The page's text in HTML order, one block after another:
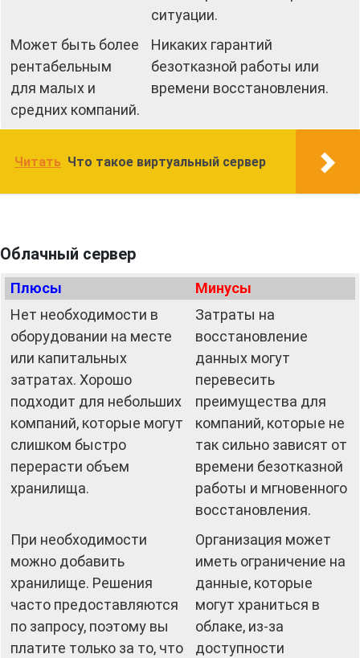
ситуации.
Может быть более
рентабельным
для малых и
средних компаний.
Никаких гарантий
безотказной работы или
времени восстановления.
Читать Что такое виртуальный сервер
Облачный сервер
Плюсы
Минусы
Нет необходимости в
оборудовании на месте
или капитальных
затратах. Хорошо
подходит для небольших
компаний, которые могут
слишком быстро
перерасти объем
хранилища.
Затраты на
восстановление
данных могут
перевесить
преимущества для
компаний, которые не
так сильно зависят от
времени безотказной
работы и мгновенного
восстановления.
При необходимости
можно добавить
хранилище. Решения
часто предоставляются
по запросу, поэтому вы
платите только за то, что
Организация может
иметь ограничение на
данные, которые
могут храниться в
облаке, из-за
доступности